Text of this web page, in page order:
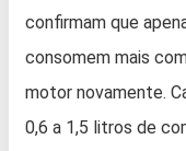
confirmam que
consomem mais
motor novamente.
0,6 a 1,5 litros de